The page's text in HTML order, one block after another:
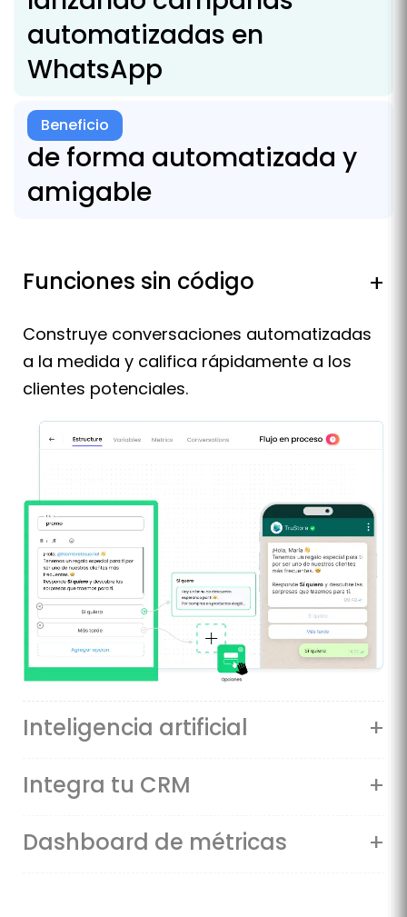
automatizadas en
WhatsApp
Beneficio
de forma automatizada y
amigable
Funciones sin código +
Construye conversaciones automatizadas
a la medida y califica rápidamente a los
clientes potenciales.
Inteligencia artificial +
Integra tu CRM +
Dashboard de métricas +